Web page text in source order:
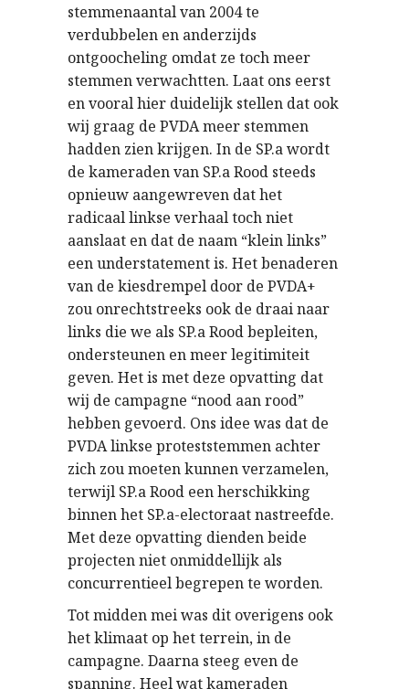
stemmenaantal van 2004 te
verdubbelen en anderzijds
ontgoocheling omdat ze toch meer
stemmen verwachtten. Laat ons eerst
en vooral hier duidelijk stellen dat ook
wij graag de PVDA meer stemmen
hadden zien krijgen. In de SP.a wordt
de kameraden van SP.a Rood steeds
opnieuw aangewreven dat het
radicaal linkse verhaal toch niet
aanslaat en dat de naam “klein links”
een understatement is. Het benaderen
van de kiesdrempel door de PVDA+
zou onrechtstreeks ook de draai naar
links die we als SP.a Rood bepleiten,
ondersteunen en meer legitimiteit
geven. Het is met deze opvatting dat
wij de campagne “nood aan rood”
hebben gevoerd. Ons idee was dat de
PVDA linkse proteststemmen achter
zich zou moeten kunnen verzamelen,
terwijl SP.a Rood een herschikking
binnen het SP.a-electoraat nastreefde.
Met deze opvatting dienden beide
projecten niet onmiddellijk als
concurrentieel begrepen te worden.
Tot midden mei was dit overigens ook
het klimaat op het terrein, in de
campagne. Daarna steeg even de
spanning. Heel wat kameraden